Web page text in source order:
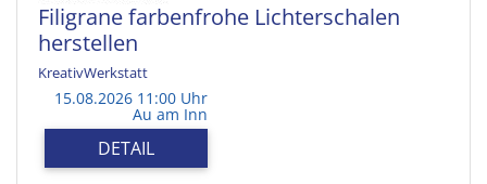
Filigrane farbenfrohe Lichterschalen
herstellen
KreativWerkstatt
15.08.2026 11:00 Uhr
Au am Inn
DETAIL